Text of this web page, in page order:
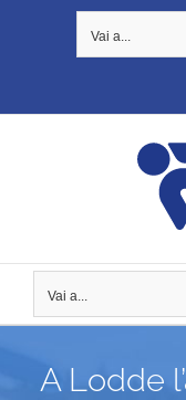
Vai a...
Vai a...
A Lodde